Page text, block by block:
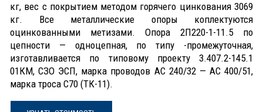
кг, вес с покрытием методом горячего цинкования 3069
кг. Все металлические опоры коплектуются
оцинкованными метизами. Опора 2П220-1-11.5 по
цепности — одноцепная, по типу -промежуточная,
изготавливается по типовому проекту 3.407.2-145.1
01КМ, СЗО ЭСП, марка проводов АС 240/32 — АС 400/51,
марка троса С70 (ТК-11).